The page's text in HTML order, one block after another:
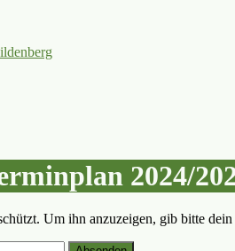
2024/
Um ihn anzuzeigen, gib bitte